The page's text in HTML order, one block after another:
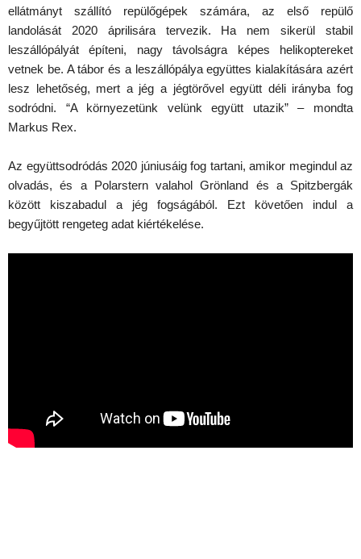
ellátmányt szállító repülőgépek számára, az első repülő
landolását 2020 áprilisára tervezik. Ha nem sikerül stabil
leszállópályát építeni, nagy távolságra képes helikoptereket
vetnek be. A tábor és a leszállópálya együttes kialakítására azért
lesz lehetőség, mert a jég a jégtörővel együtt déli irányba fog
sodródni. “A környezetünk velünk együtt utazik” – mondta
Markus Rex.
Az együttsodródás 2020 júniusáig fog tartani, amikor megindul az
olvadás, és a Polarstern valahol Grönland és a Spitzbergák
között kiszabadul a jég fogságából. Ezt követően indul a
begyűjtött rengeteg adat kiértékelése.